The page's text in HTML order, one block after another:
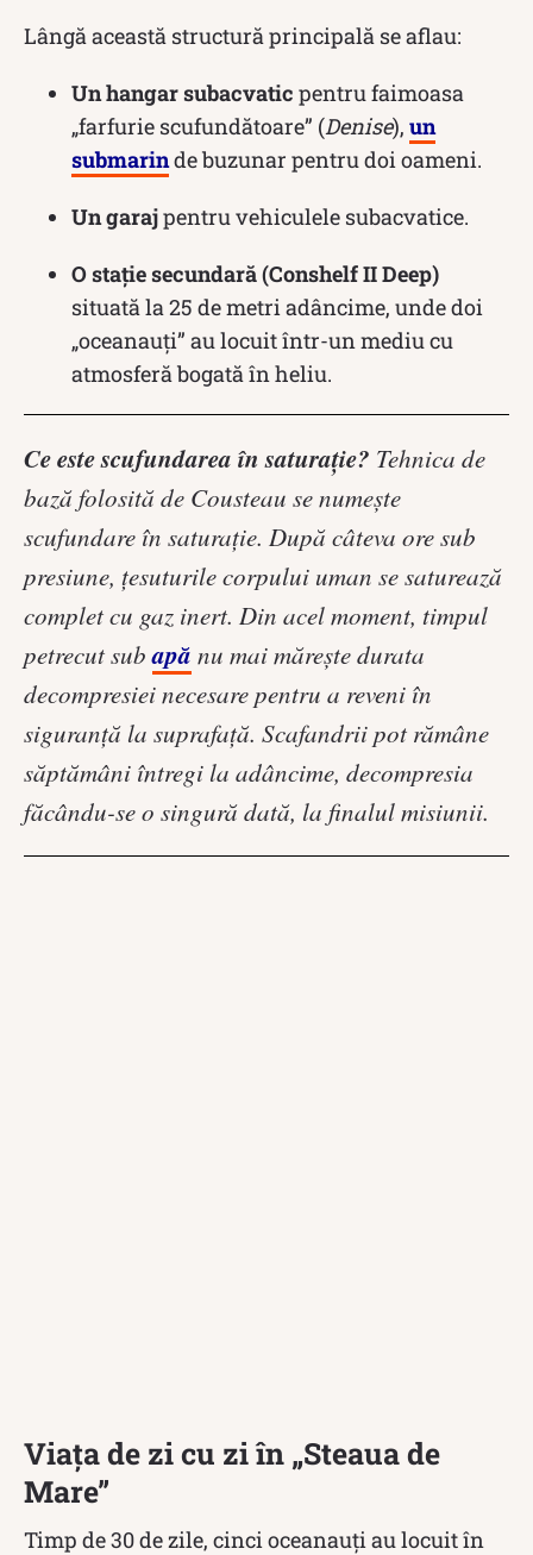
Lângă această structură principală se aflau:
Un hangar subacvatic pentru faimoasa
„farfurie scufundătoare” (Denise), un
submarinde buzunar pentru doi oameni.
Un garajpentru vehiculele subacvatice.
O stație secundară (Conshelf II Deep)
situată la 25 de metri adâncime, unde doi
„oceanauți” au locuit într-un mediu cu
atmosferă bogată în heliu.
Ce este scufundarea în saturație? Tehnica de
bază folosită de Cousteau se numește
scufundare în saturație. După câteva ore sub
presiune, țesuturile corpului uman se saturează
complet cu gaz inert. Din acel moment, timpul
petrecut subapă nu mai mărește durata
decompresiei necesare pentru a reveni în
siguranță la suprafață. Scafandrii pot rămâne
săptămâni întregi la adâncime, decompresia
făcându-se o singură dată, la finalul misiunii.
Viața de zi cu zi în „Steaua de
Mare”
Timp de 30 de zile, cinci oceanauți au locuit în